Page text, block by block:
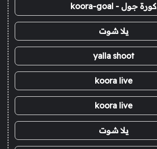
كورة جول - koora-goal
يلا شوت
yalla shoot
koora live
koora live
يلا شوت